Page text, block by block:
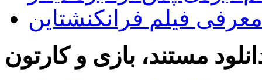
معرفی فیلم فرانکنشتاین
مستند، بازی و کارتون